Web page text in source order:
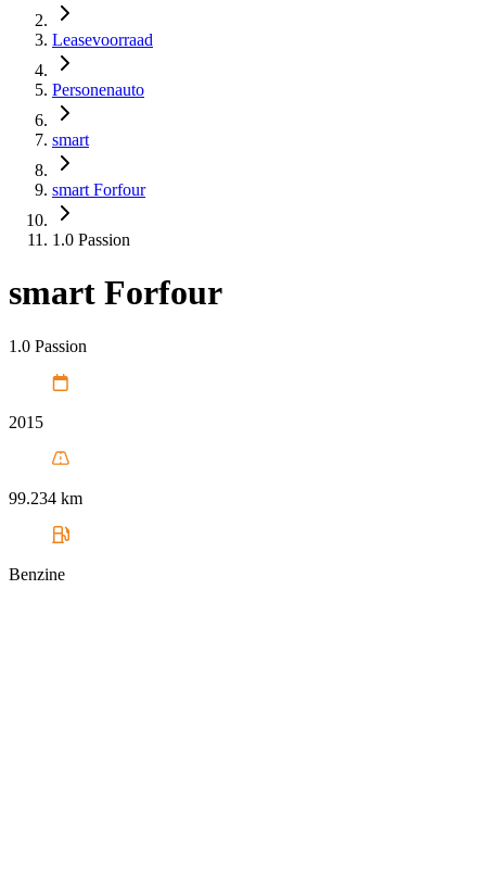
Leasevoorraad
Personenauto
smart
smart Forfour
1.0 Passion
smart Forfour
1.0 Passion
2015
99.234 km
Benzine